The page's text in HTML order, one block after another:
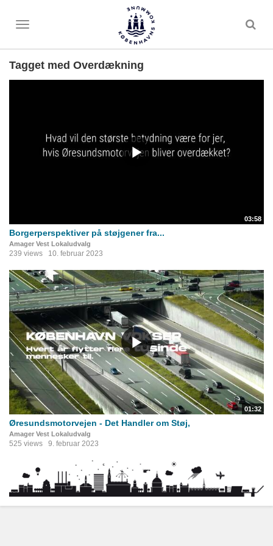
Toggle
Tagget med Overdækning
03:58
Borgerperspektiver på støjgener fra...
Amager Vest Lokaludvalg
239 views 10. februar 2023
01:32
Øresundsmotorvejen - Det Handler om Støj,
Amager Vest Lokaludvalg
525 views 9. februar 2023